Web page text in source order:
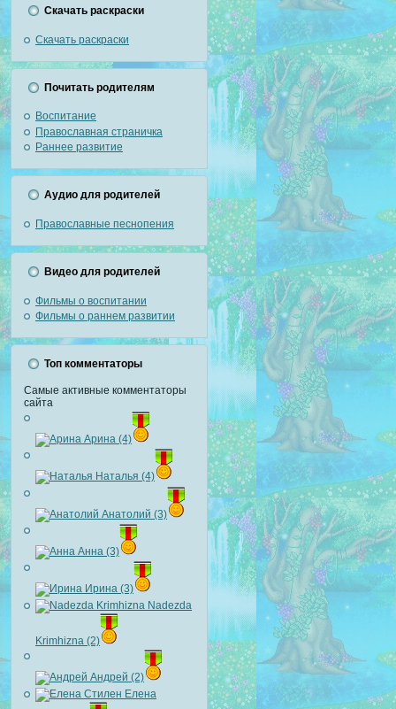
Скачать раскраски
Скачать раскраски
Почитать родителям
Воспитание
Православная страничка
Раннее развитие
Аудио для родителей
Православные песнопения
Видео для родителей
Фильмы о воспитании
Фильмы о раннем развитии
Топ комментаторы
Самые активные комментаторы
сайта
Арина (4)
Наталья (4)
Анатолий (3)
Анна (3)
Ирина (3)
Nadezda
Krimhizna (2)
Андрей (2)
Елена